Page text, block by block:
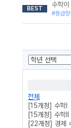
BEST 수학
#등급향
전체
[15개정] 수학l
[15개정] 수학ll
[22개정] 경제